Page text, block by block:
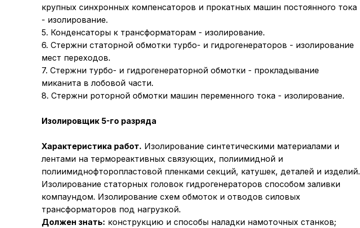
крупных синхронных компенсаторов и прокатных машин постоянного тока
- изолирование.
5. Конденсаторы к трансформаторам - изолирование.
6. Стержни статорной обмотки турбо- и гидрогенераторов - изолирование
мест переходов.
7. Стержни турбо- и гидрогенераторной обмотки - прокладывание
миканита в лобовой части.
8. Стержни роторной обмотки машин переменного тока - изолирование.
Изолировщик 5-го разряда
Характеристика работ. Изолирование синтетическими материалами и
лентами на термореактивных связующих, полиимидной и
полиимиднофторопластовой пленками секций, катушек, деталей и изделий.
Изолирование статорных головок гидрогенераторов способом заливки
компаундом. Изолирование схем обмоток и отводов силовых
трансформаторов под нагрузкой.
Должен знать: конструкцию и способы наладки намоточных станков;